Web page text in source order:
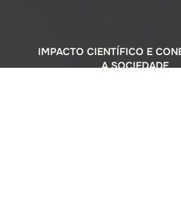
IMPACTO CIENTÍFICO E
A SOCIEDADE